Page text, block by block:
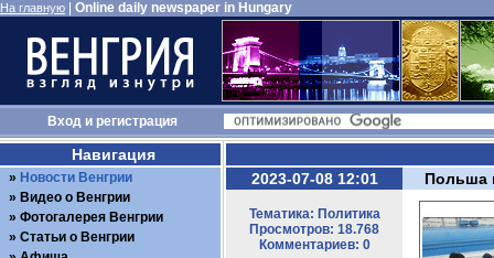
На главную Online daily newspaper in Hungary
Входи регистрация
2023-07-08 12:01
Тематика: Политика
Просмотров: 18.768
Комментариев: 0
Польша
Навигация
Новости Венгрии
Видео о Венгрии
Фотогалерея Венгрии
Статьи о Венгрии